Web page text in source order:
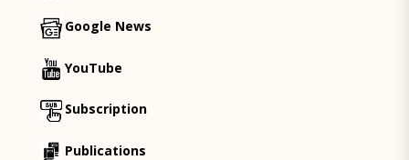
Google News
YouTube
Subscription
Publications